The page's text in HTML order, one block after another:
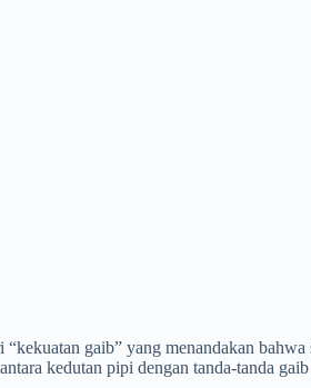
gaib” yang menandakan
kedutan pipi dengan tanda-tanda gaib